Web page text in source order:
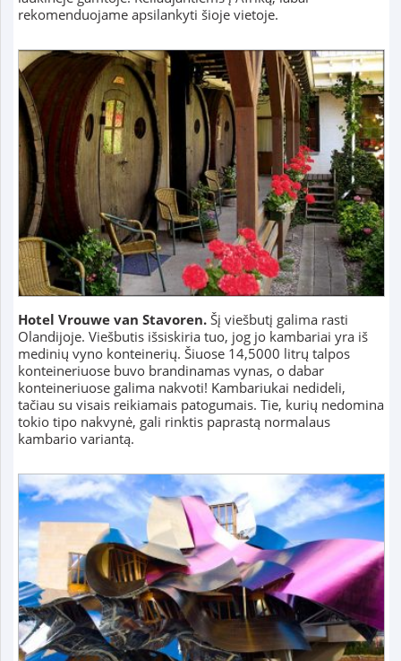
rekomenduojame apsilankyti šioje vietoje.
Hotel Vrouwe van Stavoren.Šį viešbutį galima rasti
Olandijoje. Viešbutis išsiskiria tuo, jog jo kambariai yra iš
medinių vyno konteinerių. Šiuose 14,5000 litrų talpos
konteineriuose buvo brandinamas vynas, o dabar
konteineriuose galima nakvoti! Kambariukai nedideli,
tačiau su visais reikiamais patogumais. Tie, kurių nedomina
tokio tipo nakvynė, gali rinktis paprastą normalaus
kambario variantą.